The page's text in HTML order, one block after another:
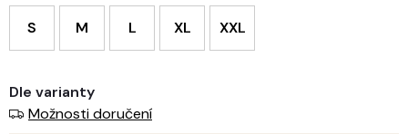
S M L XL XXL
Dle varianty
Možnosti doručení